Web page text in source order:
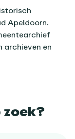
Apeldoorn.
archieven en
zoek?